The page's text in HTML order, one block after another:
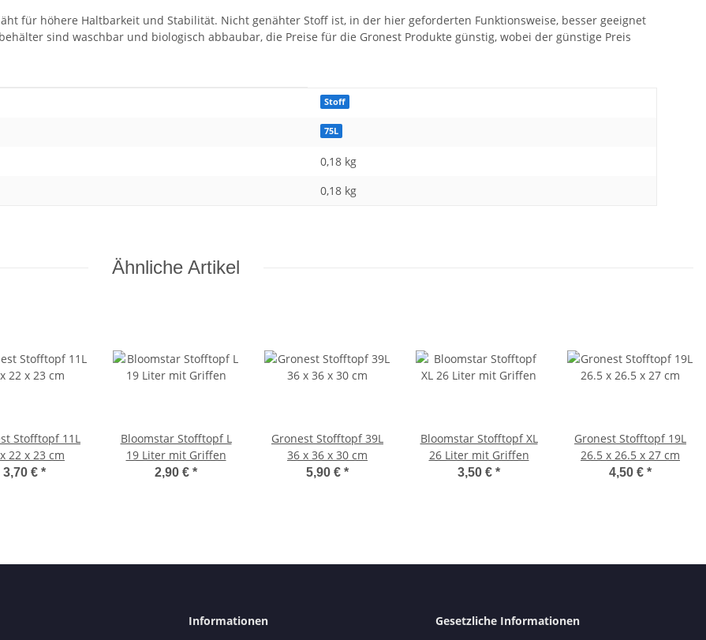
für höhere Haltbarkeit und Stabilität. Nicht genähter Stoff ist, in der hier geforderten Funktionsweise, besser geeignet
sind waschbar und biologisch abbaubar, die Preise für die Gronest Produkte günstig, wobei der günstige Preis
Stoff
75L
0,18 kg
0,18 kg
Ähnliche Artikel
Stofftopf 11L
22 x 23 cm
3,70 € *
Bloomstar Stofftopf L
19 Liter mit Griffen
2,90 € *
Gronest Stofftopf 39L
36 x 36 x 30 cm
5,90 € *
Bloomstar Stofftopf XL
26 Liter mit Griffen
3,50 € *
Gronest Stofftopf 19L
26.5 x 26.5 x 27 cm
4,50 € *
Informationen Gesetzliche Informationen